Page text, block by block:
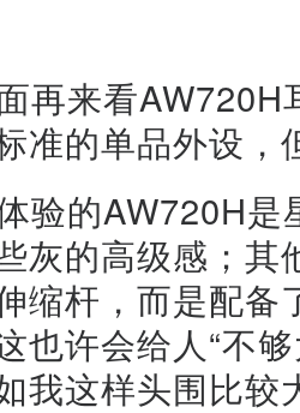
再来看AW720H
准的单品外设，
验的AW720H
灰的高级感；其
缩杆，而是配备
也许会给人“不
我这样头围比较